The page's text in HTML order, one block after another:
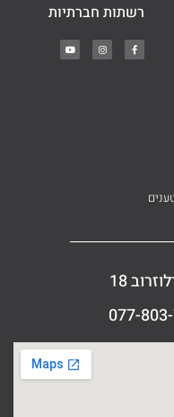
רשתות חברתיות
18